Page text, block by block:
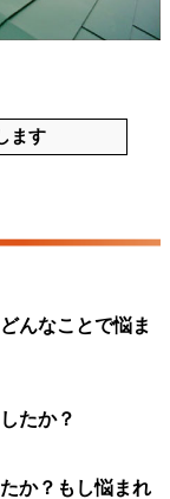
ます
んなことで悩ま
たか？
か？もし悩まれ